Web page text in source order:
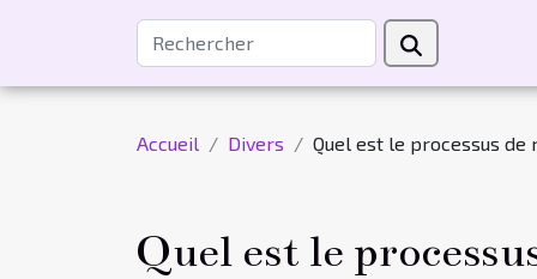
Accueil Divers Quel est le processus de
Quel est le